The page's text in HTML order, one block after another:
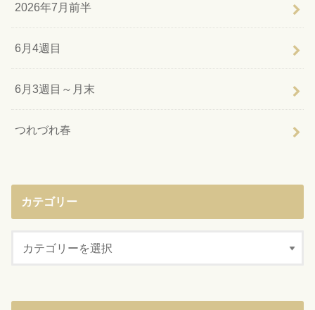
2026年7月前半
6月4週目
6月3週目～月末
つれづれ春
カテゴリー